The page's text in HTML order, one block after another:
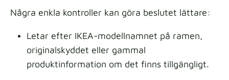
Några enkla kontroller kan göra beslutet lättare:
Letar efter IKEA-modellnamnet på ramen,
originalskyddet eller gammal
produktinformation om det finns tillgängligt.